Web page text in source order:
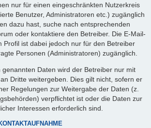
nur für einen eingeschränkten Nutzerkreis
Benutzer, Administratoren etc.) zugänglich
dazu hast, suche nach entsprechenden
oder kontaktiere den Betreiber. Die E-Mail-
Profil ist dabei jedoch nur für den Betreiber
Personen (Administratoren) zugänglich.
Daten wird der Betreiber nur mit
Dritte weitergeben. Dies gilt nicht, sofern er
Regelungen zur Weitergabe der Daten (z.
verpflichtet ist oder die Daten zur
Interessen erforderlich sind.